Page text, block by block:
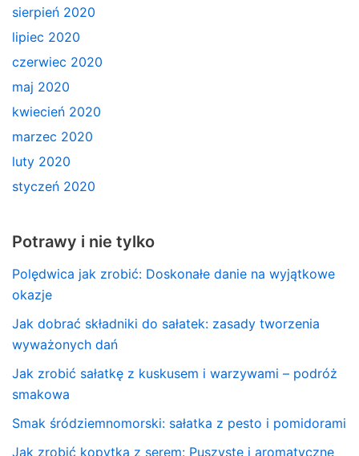
sierpień 2020
lipiec 2020
czerwiec 2020
maj 2020
kwiecień 2020
marzec 2020
luty 2020
styczeń 2020
Potrawy i nie tylko
Polędwica jak zrobić: Doskonałe danie na wyjątkowe
okazje
Jak dobrać składniki do sałatek: zasady tworzenia
wyważonych dań
Jak zrobić sałatkę z kuskusem i warzywami – podróż
smakowa
Smak śródziemnomorski: sałatka z pesto i pomidorami
Jak zrobić kopytka z serem: Puszyste i aromatyczne